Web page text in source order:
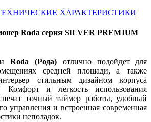
ХАРАКТЕРИСТИКИ
Roda серия SILVER PREMIUM
Roda (Рода) отлично подойдет для
средней площади, а также
стильным дизайном корпуса
Комфорт и легкость использования
точный таймер работы, удобный
управления и встроенная современная
неполадок.